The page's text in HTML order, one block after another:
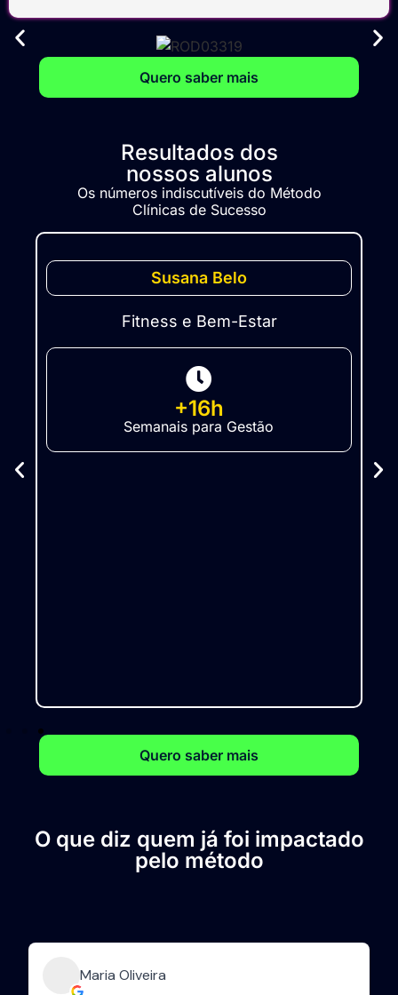
Quero saber mais
Resultados dos
nossos alunos
Os números indiscutíveis do Método
Clínicas de Sucesso
Susana Belo
Fitness e Bem-Estar
+16h
Semanais para Gestão
Quero saber mais
O que diz quem já foi impactado
pelo método